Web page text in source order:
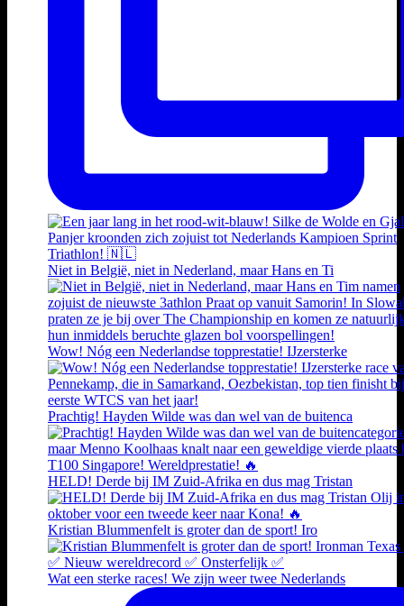
Niet in België, niet in Nederland, maar Hans en Ti
Wow! Nóg een Nederlandse topprestatie! IJzersterke
Prachtig! Hayden Wilde was dan wel van de buitenca
HELD! Derde bij IM Zuid-Afrika en dus mag Tristan
Kristian Blummenfelt is groter dan de sport! Iro
Wat een sterke races! We zijn weer twee Nederlands